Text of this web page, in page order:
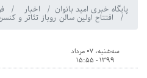
پایگاه خبری امید بانوان اخبار
افتتاح اولین سالن روباز تئاتر و
سه‌شنبه، 07 مرداد
1399 - 15:55